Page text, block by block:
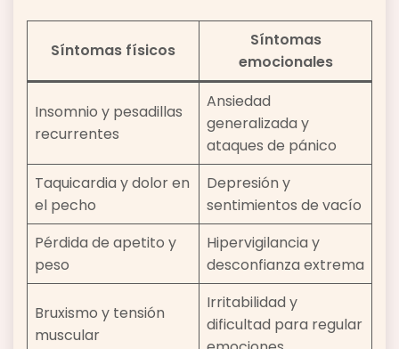
Síntomas físicos
Síntomas
emocionales
Insomnio y pesadillas
recurrentes
Ansiedad
generalizada y
ataques de pánico
Taquicardia y dolor en
el pecho
Depresión y
sentimientos de vacío
Pérdida de apetito y
peso
Hipervigilancia y
desconfianza extrema
Bruxismo y tensión
muscular
Irritabilidad y
dificultad para regular